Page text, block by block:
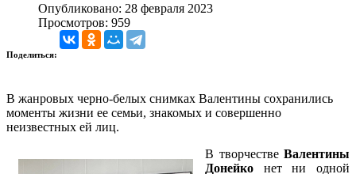
Опубликовано: 28 февраля 2023
Просмотров: 959
Поделиться:
В жанровых черно-белых снимках Валентины сохранились
моменты жизни ее семьи, знакомых и совершенно
неизвестных ей лиц.
В творчестве Валентины
Донейко нет ни одной